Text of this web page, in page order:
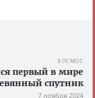
КОСМОС
первый в мире
спутник
7 ноября 2024